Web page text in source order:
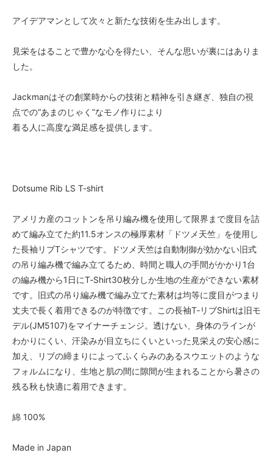
アイデアマンとして次々と新たな技術を生み出します。
見栄をはることで豊かな心を得たい、そんな思いが裏にはありま
した。
Jackmanはその創業時からの技術と精神を引き継ぎ、独自の視
点での“あまのじゃく”なモノ作りにより
着る人に高度な満足感を提供します。
Dotsume Rib LS T-shirt
アメリカ産のコットンを吊り編み機を使用して限界まで度目を詰
めて編み立てた約11.5オンスの極厚素材「ドツメ天竺」を使用し
た長袖リブTシャツです。ドツメ天竺は自動制御が効かない旧式
の吊り編み機で編み立てるため、時間と職人の手間がかかり1台
の編み機から1日にT‐Shirt30枚分しか生地の生産ができない素材
です。旧式の吊り編み機で編み立てた素材は均等に度目がつまり
丈夫で長く着用できるのが特徴です。この長袖T‐リブShirtは旧モ
デル(JM5107)をマイナーチェンジ。透けない、身体のラインが
わかりにくい、汗染みが目立ちにくいといった見栄えの安心感に
加え、リブの締まりによってふくらみのあるスウエットのような
フォルムになり、生地と肌の間に隙間が生まれることから暑さの
残る秋も快適に着用できます。
綿 100%
Made in Japan